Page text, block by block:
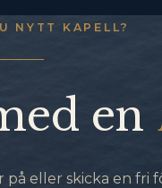
NYTT KAPELL?
en
eller skicka en fri